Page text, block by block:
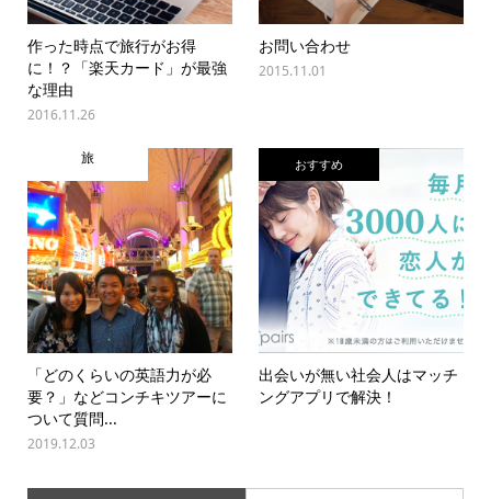
作った時点で旅行がお得
に！？「楽天カード」が最強
な理由
2016.11.26
お問い合わせ
2015.11.01
旅
「どのくらいの英語力が必
要？」などコンチキツアーに
ついて質問...
2019.12.03
おすすめ
出会いが無い社会人はマッチ
ングアプリで解決！